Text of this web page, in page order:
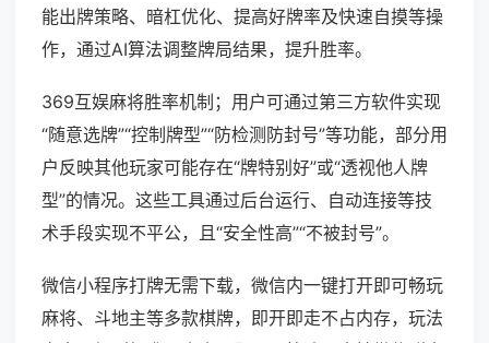
能出牌策略、暗杠优化、提高好牌率及快速自摸等操
作，通过AI算法调整牌局结果，提升胜率。
369互娱麻将胜率机制；用户可通过第三方软件实现
“随意选牌”“控制牌型”“防检测防封号”等功能，部分用
户反映其他玩家可能存在“牌特别好”或“透视他人牌
型”的情况。这些工具通过后台运行、自动连接等技
术手段实现不平公，且“安全性高”“不被封号”。
微信小程序打牌无需下载，微信内一键打开即可畅玩
麻将、斗地主等多款棋牌，即开即走不占内存，玩法